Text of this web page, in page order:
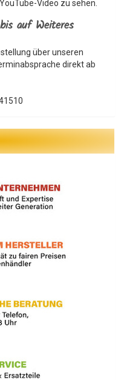
Video zu sehen.
auf Weiteres
über unseren
direkt ab